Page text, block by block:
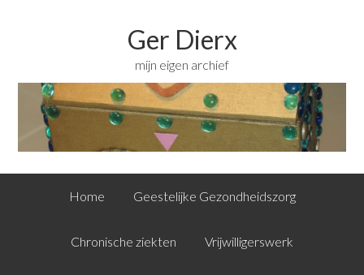
Ger Dierx
mijn eigen archief
Home Geestelijke Gezondheidszorg
Chronische ziekten Vrijwilligerswerk